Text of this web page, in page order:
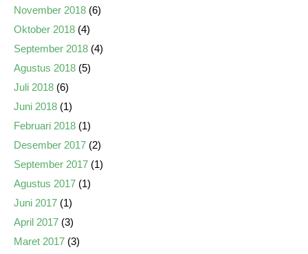
November 2018 (6)
Oktober 2018 (4)
September 2018 (4)
Agustus 2018 (5)
Juli 2018 (6)
Juni 2018 (1)
Februari 2018 (1)
Desember 2017 (2)
September 2017 (1)
Agustus 2017 (1)
Juni 2017 (1)
April 2017 (3)
Maret 2017 (3)